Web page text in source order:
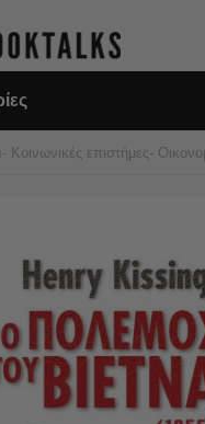
Κοινωνικές επιστήμες-